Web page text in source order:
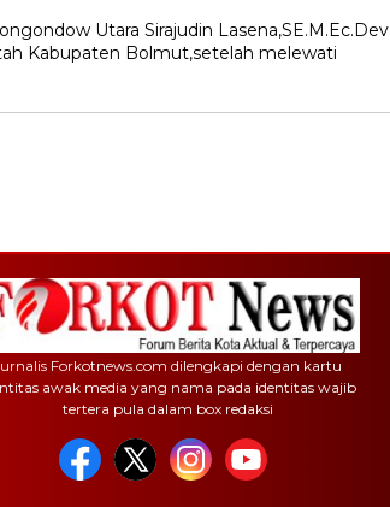
Utara Sirajudin Lasena,SE.M.Ec.Dev
Kabupaten Bolmut,setelah melewati
Forkotnews.com dilengkapi dengan kartu
awak media yang nama pada identitas wajib
tertera pula dalam box redaksi